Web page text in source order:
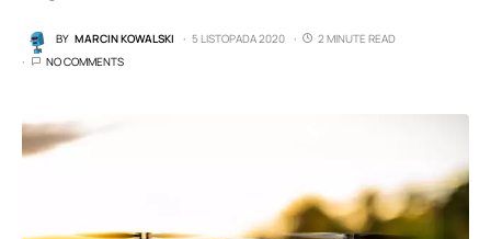
BY MARCIN KOWALSKI 5 LISTOPADA 2020
2 MINUTE READ
NO COMMENTS